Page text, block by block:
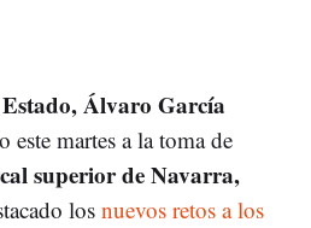
Álvaro García
este martes a la toma de
superior de Navarra,
losnuevos retos a los